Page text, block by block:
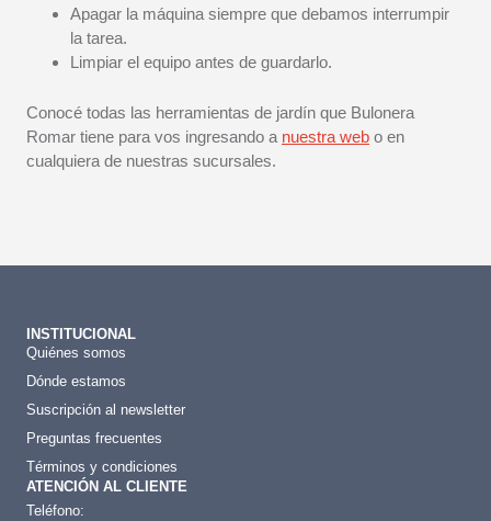
Apagar la máquina siempre que debamos interrumpir
la tarea.
Limpiar el equipo antes de guardarlo.
Conocé todas las herramientas de jardín que Bulonera
Romar tiene para vos ingresando a nuestra web o en
cualquiera de nuestras sucursales.
INSTITUCIONAL
Quiénes somos
Dónde estamos
Suscripción al newsletter
Preguntas frecuentes
Términos y condiciones
ATENCIÓN AL CLIENTE
Teléfono: